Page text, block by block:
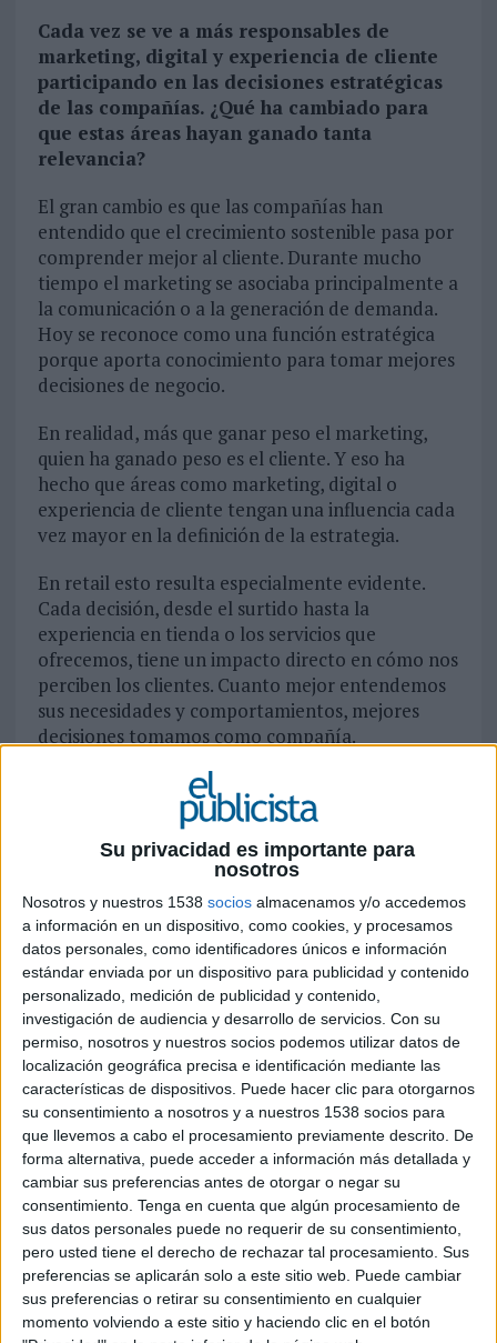
Su privacidad es importante para
nosotros
Nosotros y nuestros 1538 socios almacenamos y/o accedemos
a información en un dispositivo, como cookies, y procesamos
datos personales, como identificadores únicos e información
estándar enviada por un dispositivo para publicidad y contenido
personalizado, medición de publicidad y contenido,
investigación de audiencia y desarrollo de servicios. Con su
permiso, nosotros y nuestros socios podemos utilizar datos de
localización geográfica precisa e identificación mediante las
características de dispositivos. Puede hacer clic para otorgarnos
su consentimiento a nosotros y a nuestros 1538 socios para
que llevemos a cabo el procesamiento previamente descrito. De
forma alternativa, puede acceder a información más detallada y
cambiar sus preferencias antes de otorgar o negar su
consentimiento. Tenga en cuenta que algún procesamiento de
sus datos personales puede no requerir de su consentimiento,
pero usted tiene el derecho de rechazar tal procesamiento. Sus
preferencias se aplicarán solo a este sitio web. Puede cambiar
sus preferencias o retirar su consentimiento en cualquier
momento volviendo a este sitio y haciendo clic en el botón
Cada vez se ve a más responsables de
marketing, digital y experiencia de cliente
participando en las decisiones estratégicas
de las compañías. ¿Qué ha cambiado para
que estas áreas hayan ganado tanta
relevancia?
El gran cambio es que las compañías han
entendido que el crecimiento sostenible pasa por
comprender mejor al cliente. Durante mucho
tiempo el marketing se asociaba principalmente a
la comunicación o a la generación de demanda.
Hoy se reconoce como una función estratégica
porque aporta conocimiento para tomar mejores
decisiones de negocio.
En realidad, más que ganar peso el marketing,
quien ha ganado peso es el cliente. Y eso ha
hecho que áreas como marketing, digital o
experiencia de cliente tengan una influencia cada
vez mayor en la definición de la estrategia.
En retail esto resulta especialmente evidente.
Cada decisión, desde el surtido hasta la
experiencia en tienda o los servicios que
ofrecemos, tiene un impacto directo en cómo nos
perciben los clientes. Cuanto mejor entendemos
sus necesidades y comportamientos, mejores
decisiones tomamos como compañía.
Por eso, el marketing ya no participa únicamente
cuando hay que comunicar una decisión. Cada
vez participa más cuando esa decisión todavía se
está tomando. Ese es, probablemente, el cambio
¿Qué revela sobre la evolución del retail el
hecho de que marketing y digital tengan hoy
una influencia cada vez mayor en el
crecimiento del negocio?
Hemos pasado de competir principalmente por
producto, precio o ubicación a competir por la
capacidad de construir relaciones relevantes con
nuestros clientes.
Hoy los consumidores interactúan con las marcas
de forma continua a través de múltiples canales y
esperan una experiencia coherente, sencilla y
personalizada en cada punto de contacto. En ese
contexto, marketing y digital han dejado de ser
funciones de apoyo para convertirse en motores
de crecimiento, porque permiten comprender